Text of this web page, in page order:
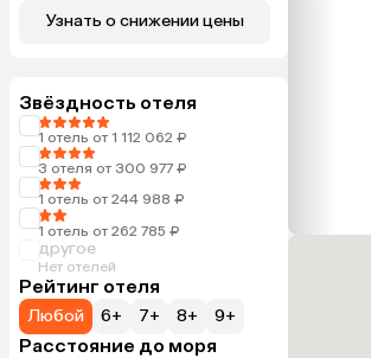
Узнать о снижении цены
Звёздность отеля
1 отель от 1 112 062 ₽
3 отеля от 300 977 ₽
1 отель от 244 988 ₽
1 отель от 262 785 ₽
другое
Нет отелей
Рейтинг отеля
Любой 6+ 7+ 8+ 9+
Расстояние до моря